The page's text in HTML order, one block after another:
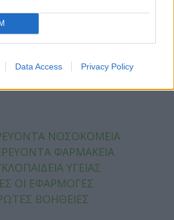
Data Access Privacy Policy
ΔΙΑΤΡΟΦΗ
TIPS
ΧΡΗΣΙΜΑ
ΝΟΣΟΚΟΜΕΙΑ
ΦΑΡΜΑΚΕΙΑ
ΥΓΕΙΑΣ
ΟΙ ΕΦΑΡΜΟΓΕΣ
ΒΟΗΘΕΙΕΣ